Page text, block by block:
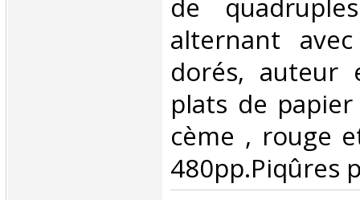
de
alternant
dorés, auteur
plats de
cème , rouge
480pp.Piqûres